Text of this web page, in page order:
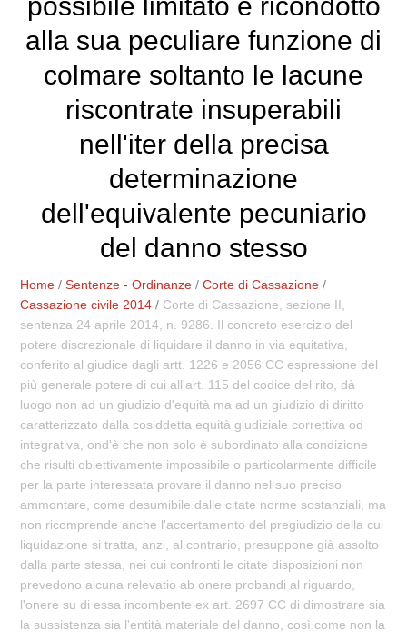
alla sua peculiare funzione di
colmare soltanto le lacune
riscontrate insuperabili
nell'iter della precisa
determinazione
dell'equivalente pecuniario
del danno stesso
Home /Sentenze - Ordinanze /Corte di Cassazione /
Cassazione civile 2014 / Corte di Cassazione, sezione II,
sentenza 24 aprile 2014, n. 9286. Il concreto esercizio del
potere discrezionale di liquidare il danno in via equitativa,
conferito al giudice dagli artt. 1226 e 2056 CC espressione del
più generale potere di cui all'art. 115 del codice del rito, dà
luogo non ad un giudizio d'equità ma ad un giudizio di diritto
caratterizzato dalla cosiddetta equità giudiziale correttiva od
integrativa, ond'è che non solo è subordinato alla condizione
che risulti obiettivamente impossibile o particolarmente difficile
per la parte interessata provare il danno nel suo preciso
ammontare, come desumibile dalle citate norme sostanziali, ma
non ricomprende anche l'accertamento del pregiudizio della cui
liquidazione si tratta, anzi, al contrario, presuppone già assolto
dalla parte stessa, nei cui confronti le citate disposizioni non
prevedono alcuna relevatio ab onere probandi al riguardo,
l'onere su di essa incombente ex art. 2697 CC di dimostrare sia
la sussistenza sia l'entità materiale del danno, così come non la